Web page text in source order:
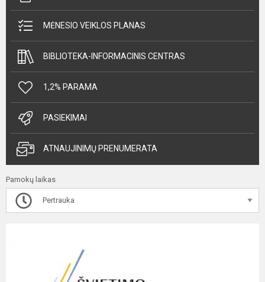
MĖNESIO VEIKLOS PLANAS
BIBLIOTEKA-INFORMACINIS CENTRAS
1,2% PARAMA
PASIEKIMAI
ATNAUJINIMŲ PRENUMERATA
Pamokų laikas
Pertrauka